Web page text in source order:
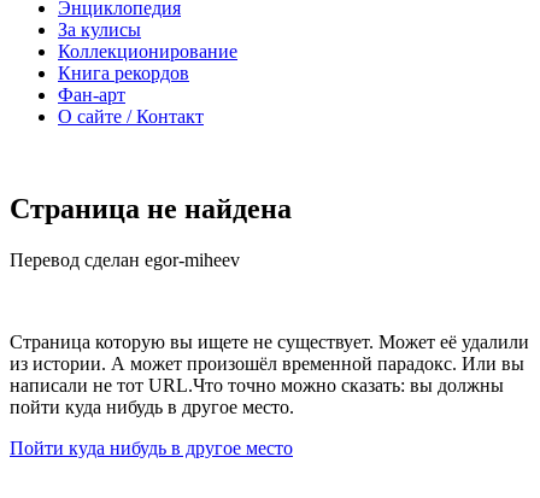
Энциклопедия
За кулисы
Коллекционирование
Книга рекордов
Фан-арт
О сайте / Контакт
Страница не найдена
Перевод сделан egor-miheev
Страница которую вы ищете не существует. Может её удалили
из истории. А может произошёл временной парадокс. Или вы
написали не тот URL.Что точно можно сказать: вы должны
пойти куда нибудь в другое место.
Пойти куда нибудь в другое место